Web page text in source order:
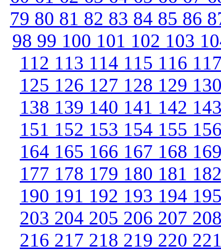
79 80 81 82 83 84 85 86
98 99 100 101 102 103
112 113 114 115 116
125 126 127 128 129
138 139 140 141 142
151 152 153 154 155
164 165 166 167 168
177 178 179 180 181
190 191 192 193 194
203 204 205 206 207
216 217 218 219 220